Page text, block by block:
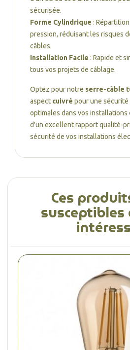
sécurisée.
Forme Cylindrique :
pression, réduisant les risques
câbles.
Installation Facile : Rapide et
tous vos projets de câblage.
Optez pour notre serre-câble
aspect cuivré pour une
optimales dans vos installations
d'un excellent rapport qualité-
sécurité de vos installations
Ces
susceptibles